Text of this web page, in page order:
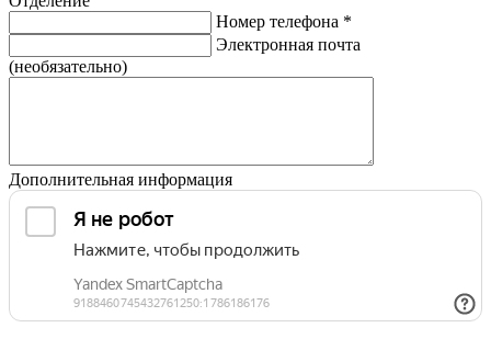
Номер телефона *
Электронная почта
(необязательно)
Дополнительная информация